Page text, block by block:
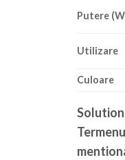
Putere
Utilizare
Culoare